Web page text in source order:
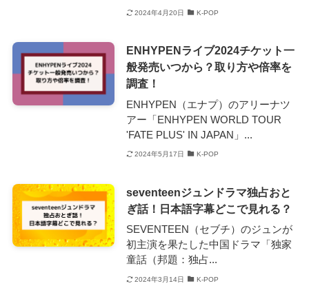
2024年4月20日 K-POP
ENHYPENライブ2024チケット一
般発売いつから？取り方や倍率を
調査！
ENHYPEN（エナプ）のアリーナツ
アー「ENHYPEN WORLD TOUR
'FATE PLUS' IN JAPAN」...
2024年5月17日 K-POP
seventeenジュンドラマ独占おと
ぎ話！日本語字幕どこで見れる？
SEVENTEEN（セブチ）のジュンが
初主演を果たした中国ドラマ「独家
童話（邦題：独占...
2024年3月14日 K-POP